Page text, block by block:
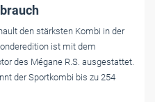
den stärksten Kombi in der
ist mit dem
des Mégane R.S. ausgestattet.
der Sportkombi bis zu 254